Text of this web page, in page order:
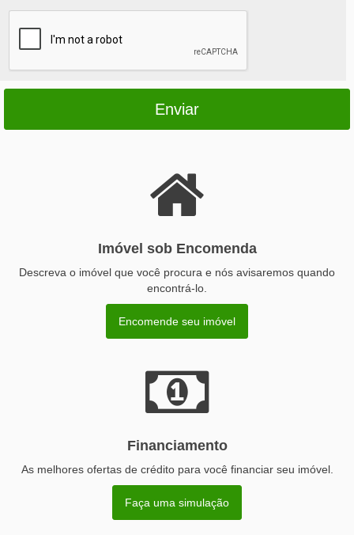
Enviar
Imóvel sob Encomenda
Descreva o imóvel que você procura e nós avisaremos quando
encontrá-lo.
Encomende seu imóvel
Financiamento
As melhores ofertas de crédito para você financiar seu imóvel.
Faça uma simulação